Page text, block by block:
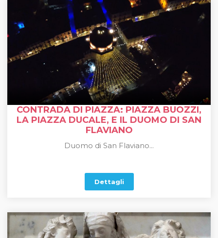
CONTRADA DI PIAZZA: PIAZZA BUOZZI,
LA PIAZZA DUCALE, E IL DUOMO DI SAN
FLAVIANO
Duomo di San Flaviano...
Dettagli